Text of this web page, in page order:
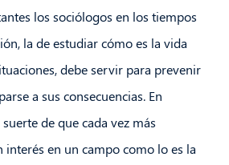
los sociólogos en los tiempos
la de estudiar cómo es la vida
debe servir para prevenir
a sus consecuencias. En
de que cada vez más
interés en un campo como lo es la